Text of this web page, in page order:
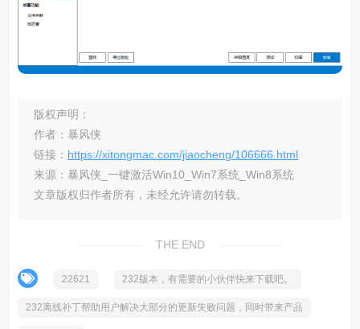
版权声明：
作者：暴风侠
链接： https://xitongmac.com/jiaocheng/106666.html
来源：暴风侠_一键激活Win10_Win7系统_Win8系统
文章版权归作者所有，未经允许请勿转载。
THE END
22621 232版本，有需要的小伙伴快来下载吧。
232离线补丁帮助用户解决大部分的更新失败问题，同时带来产品